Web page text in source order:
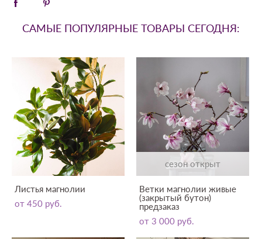
САМЫЕ ПОПУЛЯРНЫЕ ТОВАРЫ СЕГОДНЯ:
Листья магнолии
от 450 pуб.
сезон открыт
Ветки магнолии живые
(закрытый бутон)
предзаказ
от 3 000 pуб.